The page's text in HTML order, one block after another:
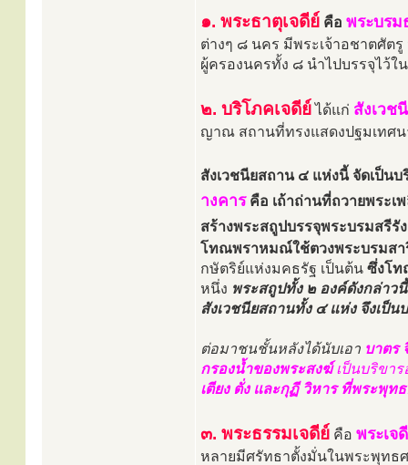
๑. พระธาตุเจดีย์ คือ พระบรม
ต่างๆ ๘ นคร มีพระเจ้าอชาตศัต
ผู้ครองนครทั้ง ๘ นำไปบรรจุไว้ใ
๒. บริโภคเจดีย์ได้แก่ สังเวช
ญาณ สถานที่ทรงแสดงปฐมเทศ
สังเวชนียสถาน ๔ แห่งนี้ จัดเป็น
างคารคือ เถ้าถ่านที่ถวายพระเ
สร้างพระสถูปบรรจุพระบรมสรีรั
โทณพราหมณ์ใช้ตวงพระบรมสา
กษัตริย์แห่งมคธรัฐ เป็นต้น ซึ่งโท
หนึ่ง พระสถูปทั้ง ๒ องค์ดังกล่าว
สังเวชนียสถานทั้ง ๔ แห่ง จึงเป็
ต่อมาชนชั้นหลังได้นับเอา บาตร
กรองนํ้าของพระสงฆ์เป็นบริขาร
เตียง ตั่ง และกุฏี วิหาร ที่พระพุท
๓. พระธรรมเจดีย์ คือ พระเจ
หลายมีศรัทธาตั้งมั่นในพระพุทธศ